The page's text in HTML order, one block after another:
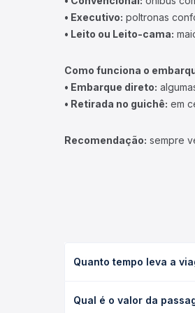
• Executivo: poltronas
• Leito ou Leito-cama:
Como funciona o
• Embarque direto:
• Retirada no guichê: em
Recomendação: sempre
Quanto tempo leva a
leito) e as condições de
Qual é o valor da